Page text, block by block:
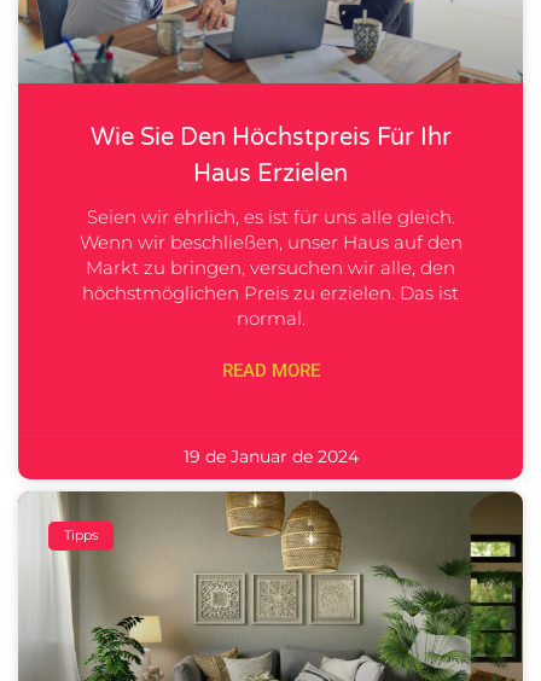
Wie Sie Den Höchstpreis Für Ihr
Haus Erzielen
Seien wir ehrlich, es ist für uns alle gleich.
Wenn wir beschließen, unser Haus auf den
Markt zu bringen, versuchen wir alle, den
höchstmöglichen Preis zu erzielen. Das ist
normal.
READ MORE
19 de Januar de 2024
Tipps